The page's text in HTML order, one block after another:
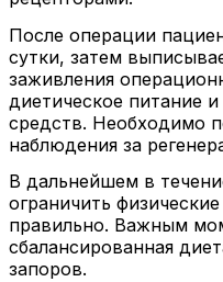
После операции
сутки, затем
заживления
диетическое питание
средств. Необходимо
наблюдения за
В дальнейшем в
ограничить
правильно. Важным
сбалансированная
запоров.